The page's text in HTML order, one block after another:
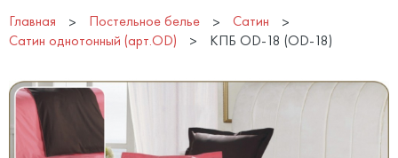
Главная Постельное белье
Сатин
Сатин однотонный (арт.OD)
КПБ OD-18 (OD-18)